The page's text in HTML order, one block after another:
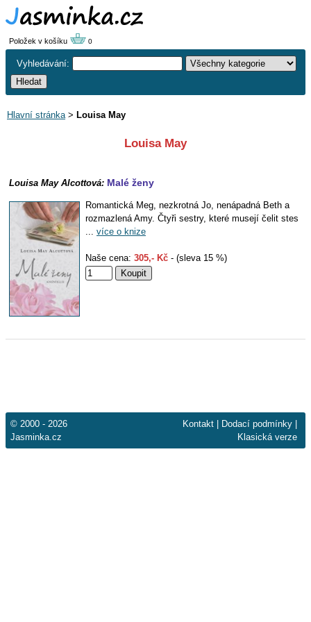
Položek v košíku 0
Vyhledávání:
Hlavní stránka> Louisa May
Louisa May
Louisa May Alcottová: Malé ženy
Romantická Meg, nezkrotná Jo, nenápadná Beth a
rozmazlená Amy. Čtyři sestry, které musejí čelit stes
... více o knize
Naše cena: 305,- Kč - (sleva 15 %)
© 2000 - 2026
Jasminka.cz
Kontakt Dodací podmínky